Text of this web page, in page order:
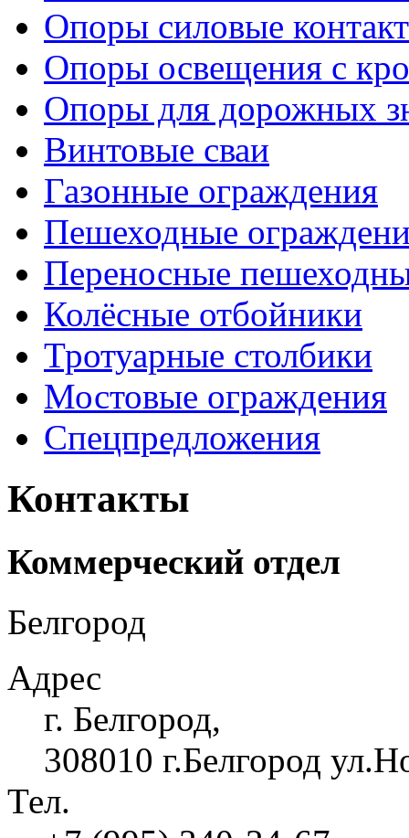
Опоры силовые
Опоры освещения с
Опоры для дорожных
Винтовые сваи
Газонные ограждения
Пешеходные
Переносные
Колёсные отбойники
Тротуарные столбики
Мостовые ограждения
Спецпредложения
Контакты
Коммерческий отдел
Белгород
Адрес
г. Белгород,
308010 г.Белгород
Тел.